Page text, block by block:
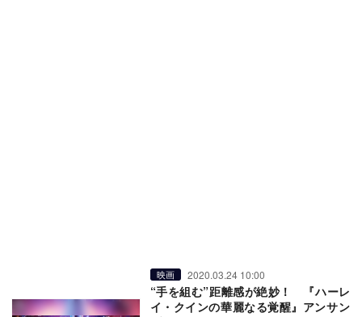
映画 2020.03.24 10:00
“手を組む”距離感が絶妙！ 『ハーレ
イ・クインの華麗なる覚醒』アンサン